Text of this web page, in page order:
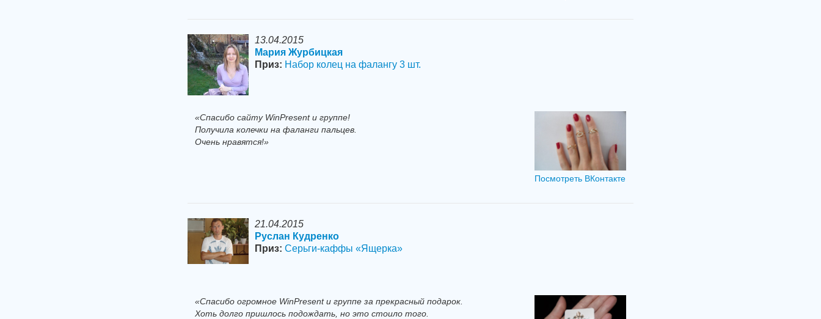
13.04.2015
Мария Журбицкая
Приз: Набор колец на фалангу 3 шт.
«Спасибо сайту WinPresent и группе!
Получила колечки на фаланги пальцев.
Очень нравятся!»
Посмотреть ВКонтакте
21.04.2015
Руслан Кудренко
Приз: Серьги-каффы «Ящерка»
«Спасибо огромное WinPresent и группе за прекрасный подарок.
Хоть долго пришлось подождать, но это стоило того.